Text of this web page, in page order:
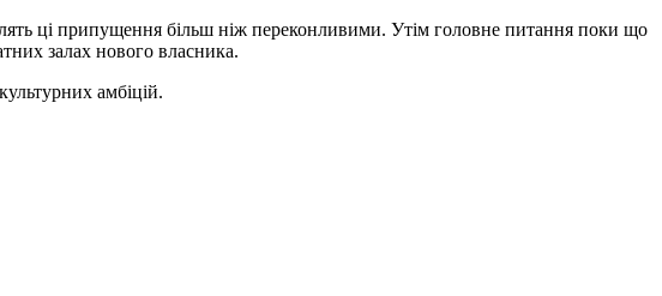
ці припущення більш ніж переконливими. Утім головне питання поки що
залах нового власника.
амбіцій.